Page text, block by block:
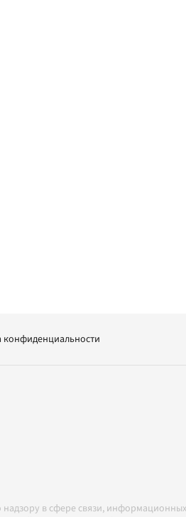
конфиденциальности
в сфере связи,